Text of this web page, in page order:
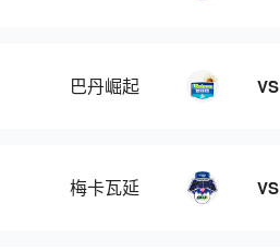
巴丹崛起 VS
梅卡瓦延 VS